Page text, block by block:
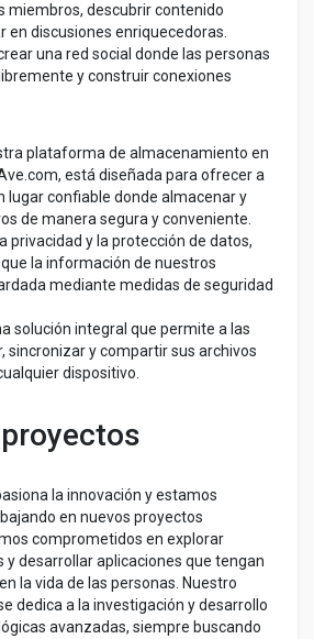
miembros, descubrir contenido
en discusiones enriquecedoras.
una red social donde las personas
y construir conexiones
plataforma de almacenamiento en
está diseñada para ofrecer a
lugar confiable donde almacenar y
de manera segura y conveniente.
privacidad y la protección de datos,
la información de nuestros
mediante medidas de seguridad
solución integral que permite a las
sincronizar y compartir sus archivos
dispositivo.
la innovación y estamos
en nuevos proyectos
comprometidos en explorar
y desarrollar aplicaciones que tengan
la vida de las personas. Nuestro
dedica a la investigación y desarrollo
avanzadas, siempre buscando